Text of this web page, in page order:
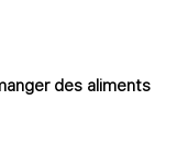
des aliments